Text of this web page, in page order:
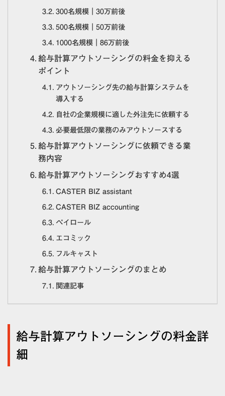
300名規模｜30万前後
500名規模｜50万前後
1000名規模｜86万前後
給与計算アウトソーシングの料金を抑える
ポイント
アウトソーシング先の給与計算システムを
導入する
自社の企業規模に適した外注先に依頼する
必要最低限の業務のみアウトソースする
給与計算アウトソーシングに依頼できる業
務内容
給与計算アウトソーシングおすすめ4選
CASTER BIZ assistant
CASTER BIZ accounting
ペイロール
エコミック
フルキャスト
給与計算アウトソーシングのまとめ
関連記事
給与計算アウトソーシングの料金詳
細